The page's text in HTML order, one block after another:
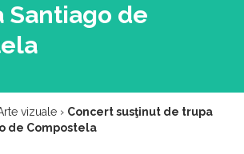
Santiago de
vizuale › Concert susţinut de trupa
de Compostela